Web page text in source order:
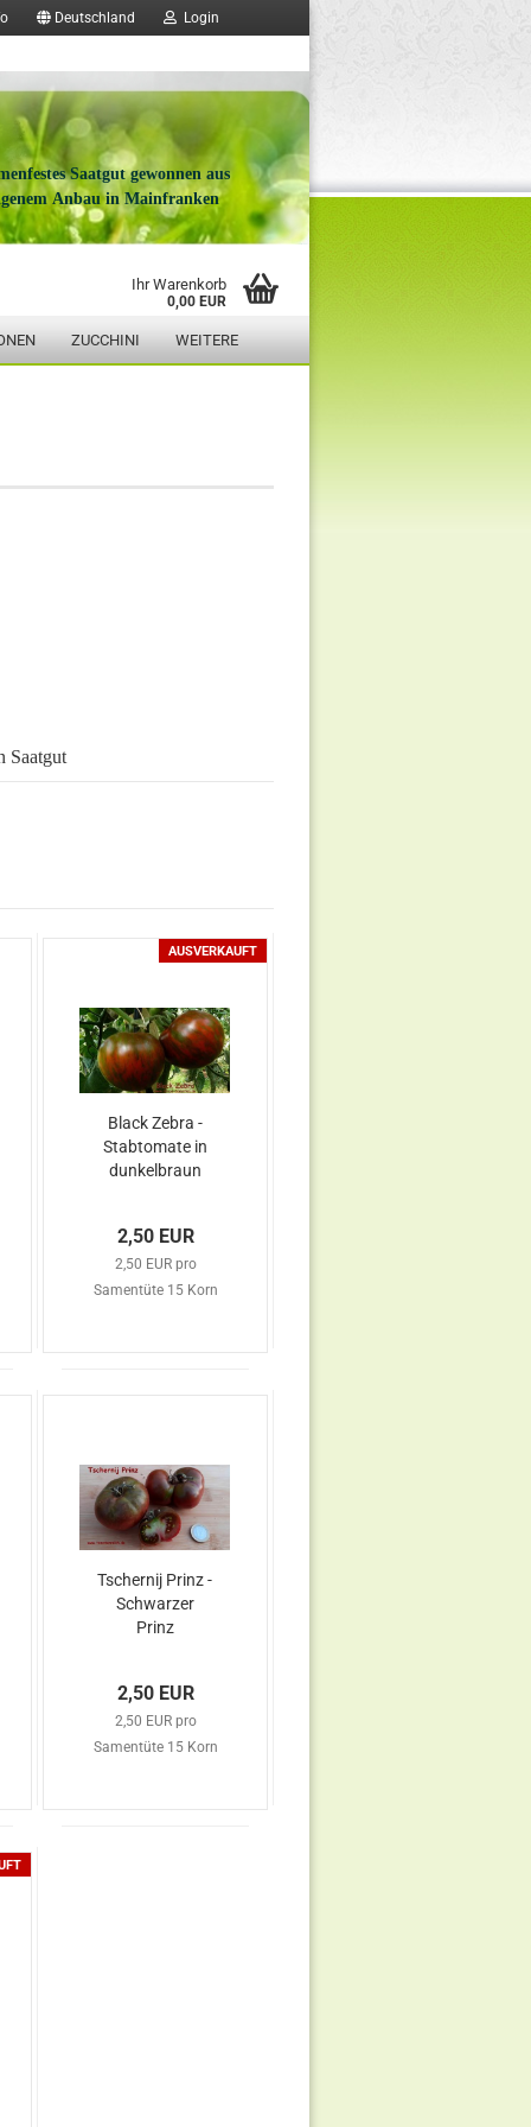
Deutschland Login
Saatgut gewonnen aus
Anbau in Mainfranken
Ihr Warenkorb
0,00 EUR
ZUCCHINI WEITERE
Saatgut
AUSVERKAUFT
Black Zebra -
Stabtomate in
dunkelbraun
2,50 EUR
2,50 EUR pro
Samentüte 15 Korn
Tschernij Prinz -
Schwarzer
Prinz
2,50 EUR
2,50 EUR pro
Samentüte 15 Korn